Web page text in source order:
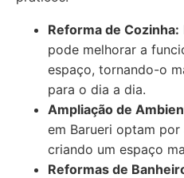
Reforma de Cozinha:
pode melhorar a
espaço, tornando-o
para o dia a dia.
Ampliação de
em Barueri optam
criando um espaço
Reformas de